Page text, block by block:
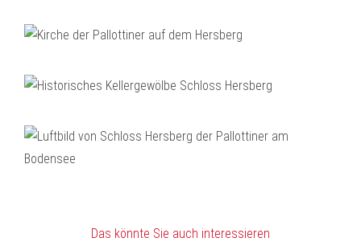
Das könnte Sie auch interessieren